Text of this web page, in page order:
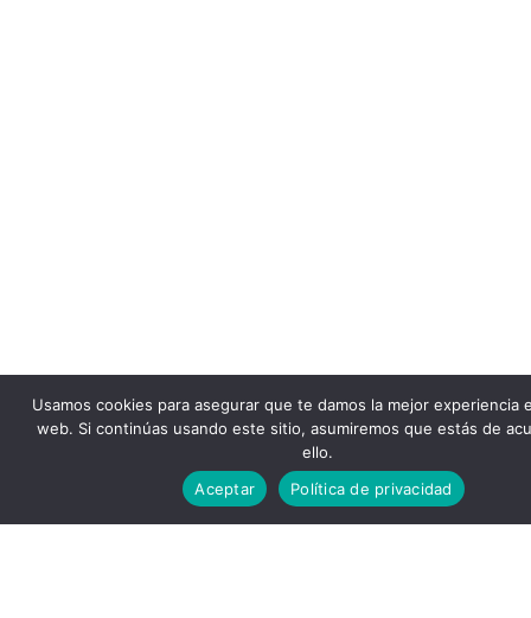
Usamos cookies para asegurar que te damos la mejor experiencia
web. Si continúas usando este sitio, asumiremos que estás de
ello.
Aceptar
Política de privacidad